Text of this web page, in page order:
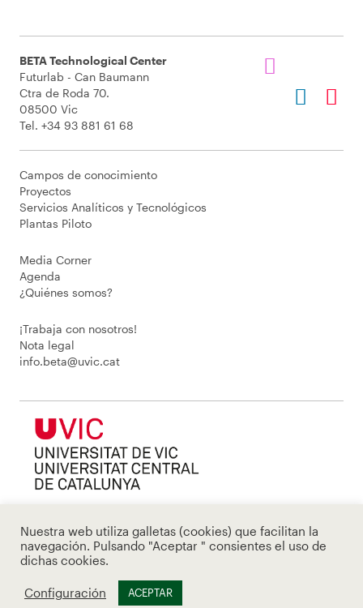
BETA Technological Center
Futurlab - Can Baumann
Ctra de Roda 70.
08500 Vic
Tel. +34 93 881 61 68
Campos de conocimiento
Proyectos
Servicios Analíticos y Tecnológicos
Plantas Piloto
Media Corner
Agenda
¿Quiénes somos?
¡Trabaja con nosotros!
Nota legal
info.beta@uvic.cat
Nuestra web utiliza galletas (cookies) que facilitan la
navegación. Pulsando "Aceptar " consientes el uso de
dichas cookies.
Configuración ACEPTAR